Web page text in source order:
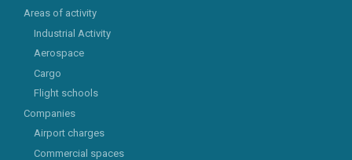
Areas of activity
Industrial Activity
Aerospace
Cargo
Flight schools
Companies
Airport charges
Commercial spaces